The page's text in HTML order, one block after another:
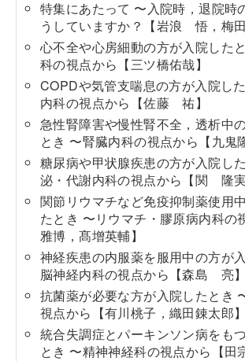
特集にあたって 〜入院時，退院時
うしていますか？【岩浪 悟，梅
心不全や心房細動の方が入院した
科の視点から【三ツ橋佑哉】
COPDや気管支喘息の方が入院し
内科の視点から【佐藤 祐】
急性腎障害や慢性腎不全，透析中
とき 〜腎臓内科の視点から【九鬼
糖尿病や甲状腺疾患の方が入院し
泌・代謝内科の視点から【関 隆実
関節リウマチなど免疫抑制薬使用
たとき 〜リウマチ・膠原病内科の
雅博，髙增英輔】
神経疾患の内服薬を服用中の方が
脳神経内科の視点から【森島 亮】
抗菌薬が必要な方が入院したとき
視点から【有川桃子，織田錬太郎】
統合失調症とパーキンソン病をも
とき 〜精神神経科の視点から【田